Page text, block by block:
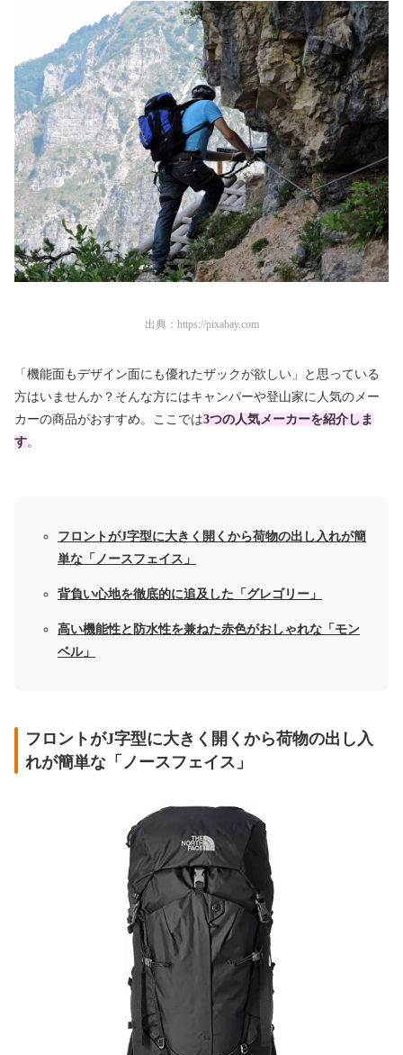
出典： https://pixabay.com
「機能面もデザイン面にも優れたザックが欲しい」と思っている
方はいませんか？そんな方にはキャンパーや登山家に人気のメー
カーの商品がおすすめ。ここでは3つの人気メーカーを紹介しま
す。
フロントがJ字型に大きく開くから荷物の出し入れが簡
単な「ノースフェイス」
背負い心地を徹底的に追及した「グレゴリー」
高い機能性と防水性を兼ねた赤色がおしゃれな「モン
ベル」
フロントがJ字型に大きく開くから荷物の出し入
れが簡単な「ノースフェイス」